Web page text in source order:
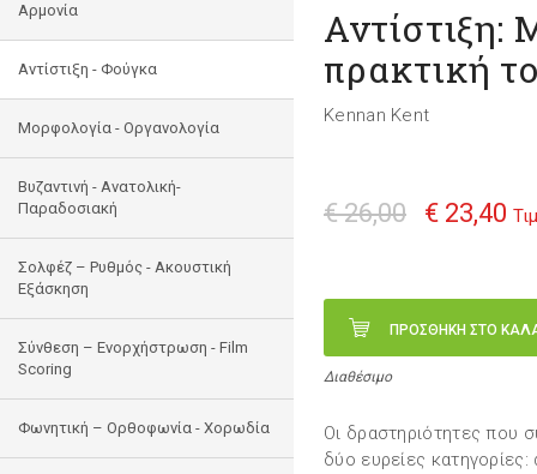
Αρμονία
Αντίστιξη - Φούγκα
Μορφολογία - Οργανολογία
Bυζαντινή - Ανατολική-
Παραδοσιακή
Σολφέζ – Ρυθμός - Ακουστική
Εξάσκηση
Σύνθεση – Ενορχήστρωση - Film
Scoring
Φωνητική – Ορθοφωνία - Χορωδία
Αντίστιξη:
πρακτική
Kennan Kent
€ 26,00 € 23,40
ΠΡΟΣΘΗΚΗ ΣΤΟ
Διαθέσιμο
Οι δραστηριότητες που
δύο ευρείες